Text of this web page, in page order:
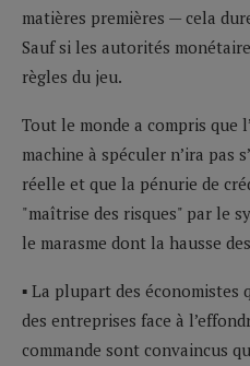
matières premières — cela
Sauf si les autorités
règles du jeu.
Tout le monde a compris que
machine à spéculer n’ira pas
réelle et que la pénurie de
"maîtrise des risques" par le
le marasme dont la hausse
▪ La plupart des
des entreprises face à
commande sont convaincus